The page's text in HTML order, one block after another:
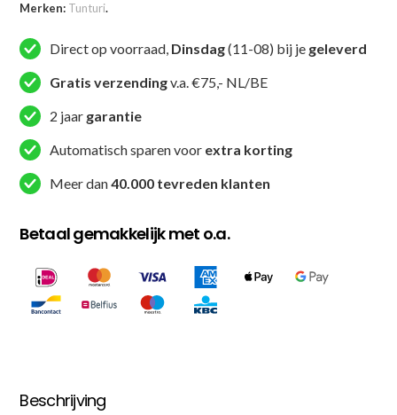
Merken: Tunturi.
Direct op voorraad, Dinsdag(11-08) bij je geleverd
Gratis verzendingv.a. €75,- NL/BE
2 jaar garantie
Automatisch sparen voor extra korting
Meer dan40.000 tevreden klanten
Betaal gemakkelijk met o.a.
Beschrijving